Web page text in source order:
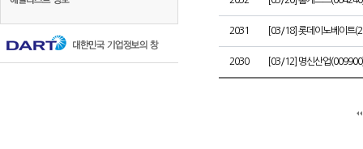
2031 [03/18] 롯데이노베이트
2030 [03/12] 명신산업